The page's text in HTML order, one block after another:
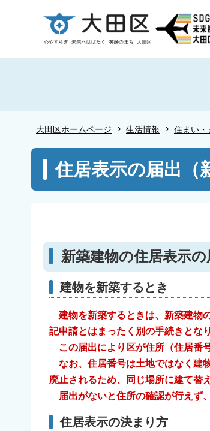
ー
大田区ホームページ 生活情報 住まい・
こ
住居表示の届出（
新築建物の住居表示の
建物を新築するとき
建物を新築するときは、新築建物
記申請とはまったく別の手続きとな
この届出により区が住所（住居番
なお、住居番号は土地ではなく建
廃止されるため、同じ場所に建て替
届出がないと住所の確認が行えず
住居表示の決まり方